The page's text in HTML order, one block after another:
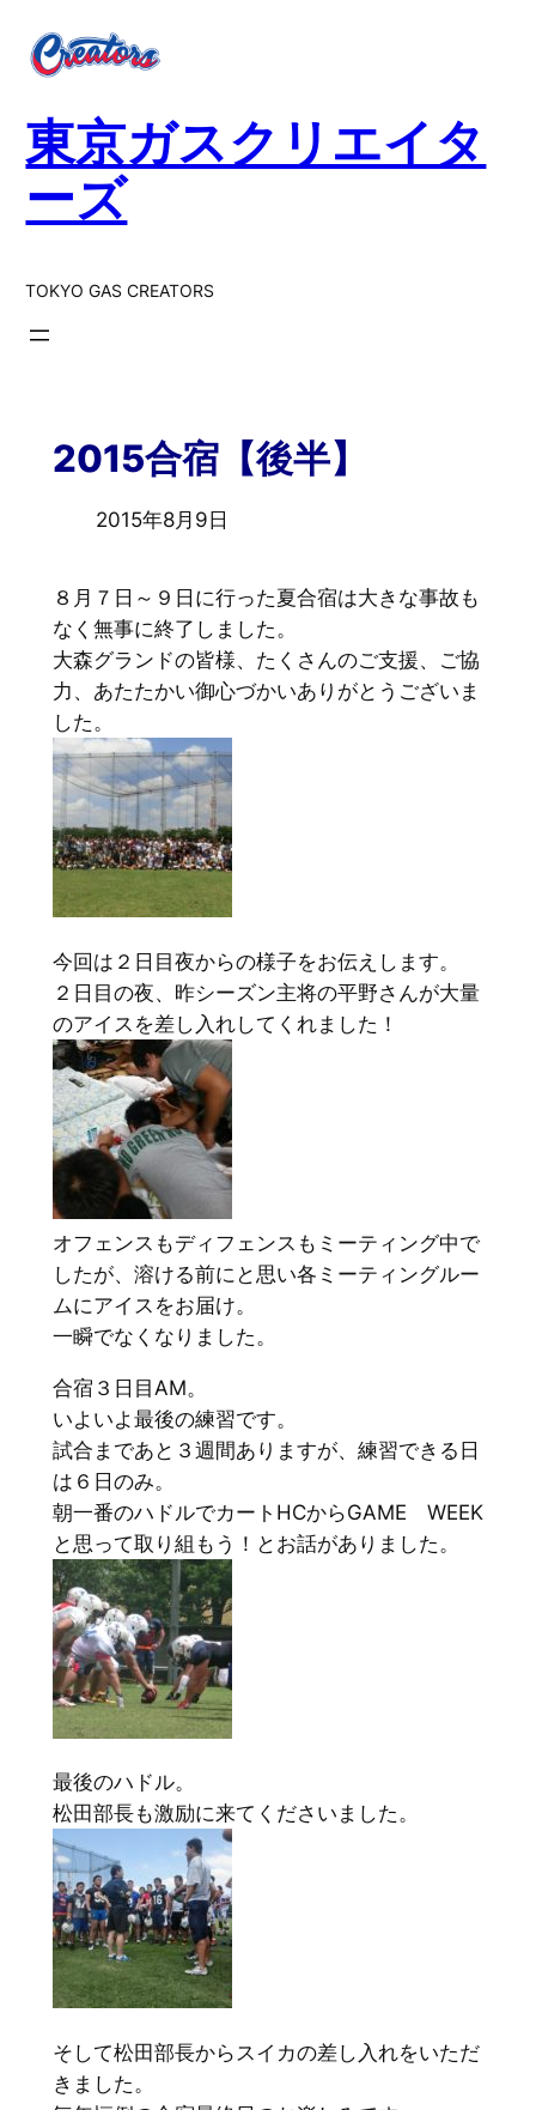
東京ガスクリエイタ
ーズ
TOKYO GAS CREATORS
2015合宿【後半】
2015年8月9日
８月７日～９日に行った夏合宿は大きな事故も
なく無事に終了しました。
大森グランドの皆様、たくさんのご支援、ご協
力、あたたかい御心づかいありがとうございま
した。
今回は２日目夜からの様子をお伝えします。
２日目の夜、昨シーズン主将の平野さんが大量
のアイスを差し入れしてくれました！
オフェンスもディフェンスもミーティング中で
したが、溶ける前にと思い各ミーティングルー
ムにアイスをお届け。
一瞬でなくなりました。
合宿３日目AM。
いよいよ最後の練習です。
試合まであと３週間ありますが、練習できる日
は６日のみ。
朝一番のハドルでカートHCからGAME WEEK
と思って取り組もう！とお話がありました。
最後のハドル。
松田部長も激励に来てくださいました。
そして松田部長からスイカの差し入れをいただ
きました。